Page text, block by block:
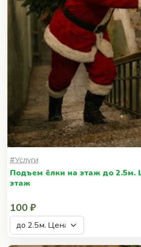
#Услуги
Подъем ёлки на этаж до 2.5м.
этаж
100 ₽
Акция